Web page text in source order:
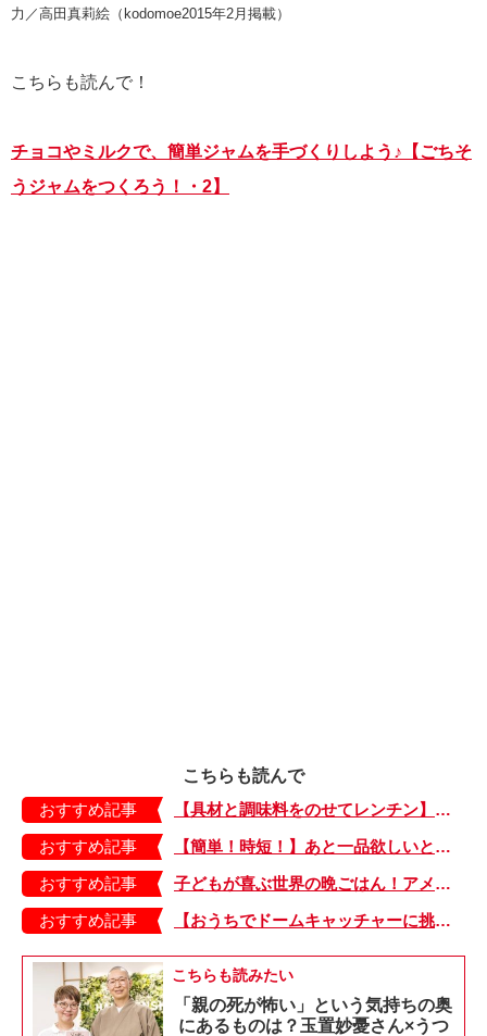
力／高田真莉絵（kodomoe2015年2月掲載）
こちらも読んで！
チョコやミルクで、簡単ジャムを手づくりしよう♪【ごちそ
うジャムをつくろう！・2】
こちらも読んで
おすすめ記事
【具材と調味料をのせてレンチン】ケチャップ×バターの王道味！「うどんナポリタン」のできあがり♪
おすすめ記事
【簡単！時短！】あと一品欲しいときにおすすめの「卵とレタスの炒めもの」のレシピ
おすすめ記事
子どもが喜ぶ世界の晩ごはん！アメリカのフライドチキン＆フライドポテト
おすすめ記事
【おうちでドームキャッチャーに挑戦だ】アンパンマン わくわくドームキャッチャー
こちらも読みたい
「親の死が怖い」という気持ちの奥
にあるものは？玉置妙憂さん×うつ